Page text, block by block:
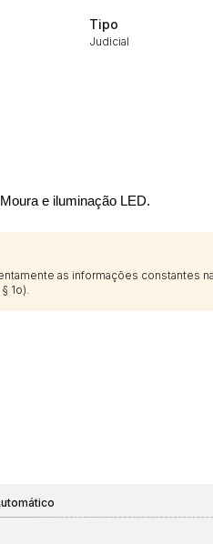
Tipo
Judicial
e iluminação LED.
as informações constantes na
1o).
14/04/2025 18:43:11